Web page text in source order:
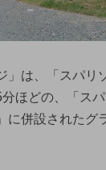
」は、「スパリ
ほどの、「ス
に併設されたグ